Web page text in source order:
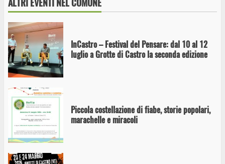
ALTRI EVENTI NEL COMUNE
InCastro – Festival del Pensare: dal 10 al 12
luglio a Grotte di Castro la seconda edizione
Piccola costellazione di fiabe, storie popolari,
marachelle e miracoli